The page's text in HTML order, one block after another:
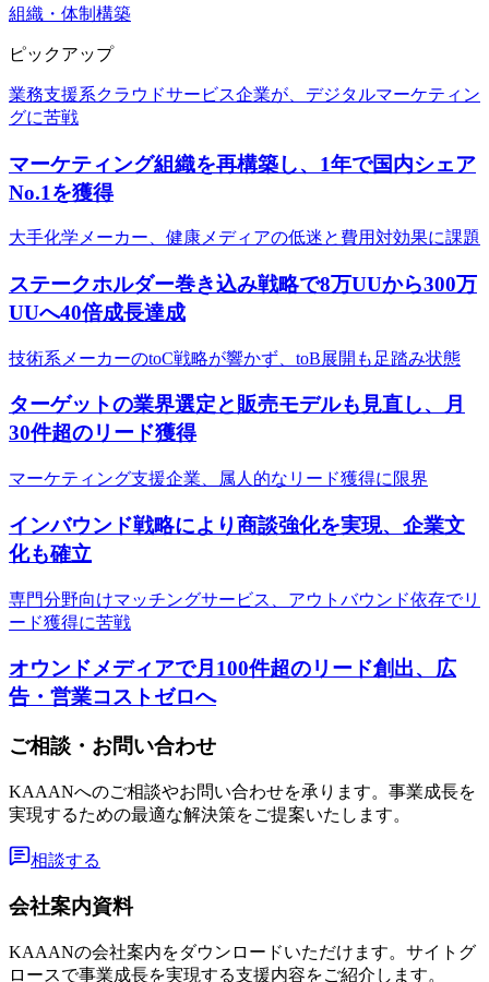
組織・体制構築
ピックアップ
業務支援系クラウドサービス企業が、デジタルマーケティン
グに苦戦
マーケティング組織を再構築し、1年で国内シェア
No.1を獲得
大手化学メーカー、健康メディアの低迷と費用対効果に課題
ステークホルダー巻き込み戦略で8万UUから300万
UUへ40倍成長達成
技術系メーカーのtoC戦略が響かず、toB展開も足踏み状態
ターゲットの業界選定と販売モデルも見直し、月
30件超のリード獲得
マーケティング支援企業、属人的なリード獲得に限界
インバウンド戦略により商談強化を実現、企業文
化も確立
専門分野向けマッチングサービス、アウトバウンド依存でリ
ード獲得に苦戦
オウンドメディアで月100件超のリード創出、広
告・営業コストゼロへ
ご相談・お問い合わせ
KAAANへのご相談やお問い合わせを承ります。事業成長を
実現するための最適な解決策をご提案いたします。
相談する
会社案内資料
KAAANの会社案内をダウンロードいただけます。サイトグ
ロースで事業成長を実現する支援内容をご紹介します。